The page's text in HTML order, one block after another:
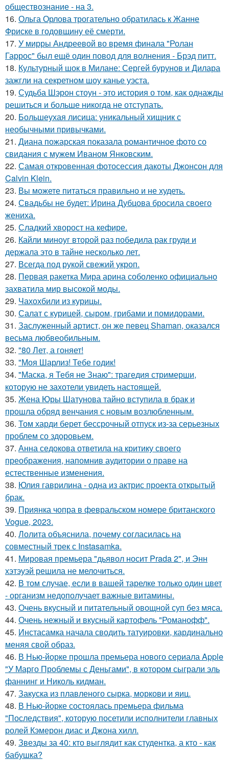
обществознание - на 3.
16. Ольга Орлова трогательно обратилась к Жанне
Фриске в годовщину её смерти.
17. У мирры Андреевой во время финала "Ролан
Гаррос" был ещё один повод для волнения - Брэд питт.
18. Культурный шок в Милане: Сергей бурунов и Дилара
зажгли на секретном шоу канье уэста.
19. Судьба Шэрон стоун - это история о том, как однажды
решиться и больше никогда не отступать.
20. Большеухая лисица: уникальный хищник с
необычными привычками.
21. Диана пожарская показала романтичное фото со
свидания с мужем Иваном Янковским.
22. Самая откровенная фотосессия дакоты Джонсон для
Calvin Klein.
23. Вы можете питаться правильно и не худеть.
24. Свадьбы не будет: Ирина Дубцова бросила своего
жениха.
25. Сладкий хворост на кефире.
26. Кайли миноуг второй раз победила рак груди и
держала это в тайне несколько лет.
27. Всегда под рукой свежий укроп.
28. Первая ракетка Мира арина соболенко официально
захватила мир высокой моды.
29. Чахохбили из курицы.
30. Салат с курицей, сыром, грибами и помидорами.
31. Заслуженный артист, он же певец Shaman, оказался
весьма любвеобильным.
32. "80 Лет, а гоняет!
33. "Моя Шарлиз! Тебе годик!
34. "Маска, я Тебя не Знаю": трагедия стримерши,
которую не захотели увидеть настоящей.
35. Жена Юры Шатунова тайно вступила в брак и
прошла обряд венчания с новым возлюбленным.
36. Том харди берет бессрочный отпуск из-за серьезных
проблем со здоровьем.
37. Анна седокова ответила на критику своего
преображения, напомнив аудитории о праве на
естественные изменения.
38. Юлия гаврилина - одна из актрис проекта открытый
брак.
39. Приянка чопра в февральском номере британского
Vogue, 2023.
40. Лолита объяснила, почему согласилась на
совместный трек с Instasamka.
41. Мировая премьера "дьявол носит Prada 2", и Энн
хэтэуэй решила не мелочиться.
42. В том случае, если в вашей тарелке только один цвет
- организм недополучает важные витамины.
43. Очень вкусный и питательный овощной суп без мяса.
44. Очень нежный и вкусный картофель "Романофф".
45. Инстасамка начала сводить татуировки, кардинально
меняя свой образ.
46. В Нью-йорке прошла премьера нового сериала Apple
"У Марго Проблемы с Деньгами", в котором сыграли эль
фаннинг и Николь кидман.
47. Закуска из плавленого сырка, моркови и яиц.
48. В Нью-йорке состоялась премьера фильма
"Последствия", которую посетили исполнители главных
ролей Кэмерон диас и Джона хилл.
49. Звезды за 40: кто выглядит как студентка, а кто - как
бабушка?